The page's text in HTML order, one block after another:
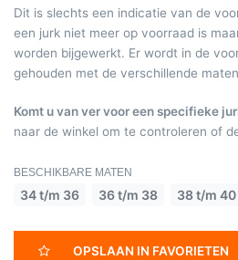
Dit is slechts een indicatie van de
een jurk niet meer op voorraad is
worden bijgewerkt. Er wordt in de
gehouden met de verschillende
Komt u van ver voor een specifieke
naar de winkel om te controleren of
BESCHIKBARE MATEN
34 t/m 36 36 t/m 38 38 t/m 40
OPSLAAN IN FAVORIETEN